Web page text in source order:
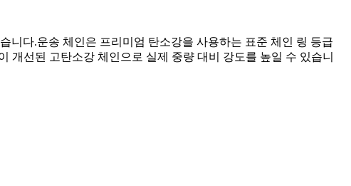
니다.운송 체인은 프리미엄 탄소강을 사용하는 표준 체인 링 등급
개선된 고탄소강 체인으로 실제 중량 대비 강도를 높일 수 있습니